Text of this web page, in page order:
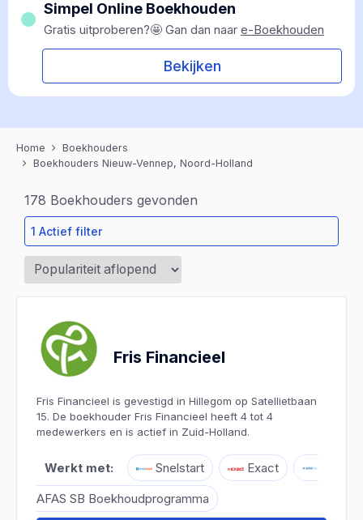
Simpel Online Boekhouden
Gratis uitproberen?🤩 Gan dan naar e-Boekhouden
Bekijken
Home
Boekhouders
Boekhouders Nieuw-Vennep, Noord-Holland
178 Boekhouders gevonden
1 Actief filter
Fris Financieel
Fris Financieel is gevestigd in Hillegom op Satellietbaan
15. De boekhouder Fris Financieel heeft 4 tot 4
medewerkers en is actief in Zuid-Holland.
Werkt met: Snelstart
Exact
AFAS SB Boekhoudprogramma